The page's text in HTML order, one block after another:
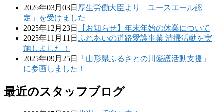
2026年03月03日 厚生労働大臣より「ユースエール認
定」を受けました
2025年12月23日
【お知らせ】年末年始の休業について
2025年11月11日 ふれあいの道路愛護事業 清掃活動を実
施しました！
2025年09月25日
「山形県ふるさとの川愛護活動支援」
に参画しました！
最近のスタッフブログ